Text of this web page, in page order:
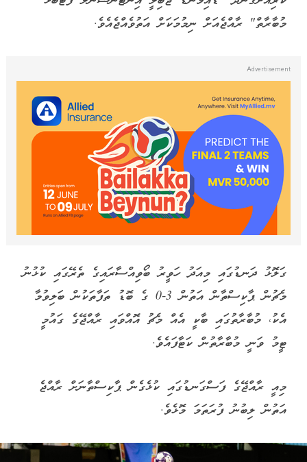
މުބާރާތް" ރާއްޖެއަށް ނިމުމަކަށް އަތުވެއްޖެއެވެ.
ގަލޮޅު ދަނޑުގައި މިއަދު ހަވީރު ބޯވިއްސާރައިގެ ތެރޭގައި ކުޅުނު
މެޗުން ޕާކިސްތާން އަތުން 3-0 ގެ ބޮޑު ތަފާތަކުން ބަލިވުމާ
އެކު، މުބާރާތުގައި ބާކީ އެއް މެޗު އޮއްވައި ރާއްޖޭގެ ގައުމީ
ޓީމު ވަނީ މުބާރާތުން ކަޓާފައެވެ.
މިއީ ރާއްޖޭގެ ފަސްގަނޑުގައި ކުޅެގެން ޕާކިސްތާނަށް ރާއްޖެ
އަތުން ލިބުނު ފުރަތަމަ މޮޅެވެ.